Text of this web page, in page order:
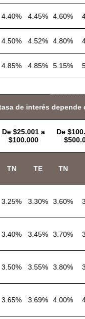
4.40% 4.45% 4.60%
4.50% 4.52% 4.80%
4.85% 4.85% 5.15%
tasa de interés
De $25.001 a
$100.000
De
TN TE TN
3.25% 3.30% 3.60%
3.40% 3.45% 3.70%
3.50% 3.55% 3.80%
3.65% 3.69% 4.00%